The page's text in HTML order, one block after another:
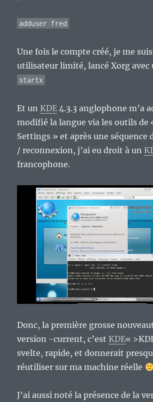
adduser fred
Une fois le compte créé, je me
utilisateur limité, lancé Xorg avec
startx
Et un KDE 4.3.3 anglophone m’a
modifié la langue via les outils de
Settings » et après une séquence
/ reconnexion, j’ai eu droit à un
francophone.
Donc, la première grosse
version -current, c’est KDE«
svelte, rapide, et donnerait
réutiliser sur ma machine réelle
J’ai aussi noté la présence de la